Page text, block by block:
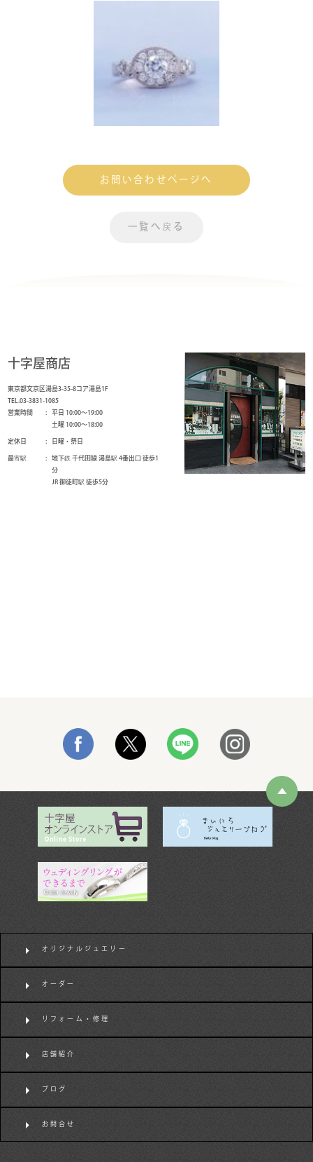
お問い合わせページへ
一覧へ戻る
十字屋商店
東京都文京区湯島3-35-8コア湯島1F
TEL.03-3831-1085
営業時間
平日 10:00～19:00
土曜 10:00～18:00
定休日
日曜・祭日
最寄駅
地下鉄 千代田線 湯島駅 4番出口 徒歩1
分
JR 御徒町駅 徒歩5分
オリジナルジュエリー
オーダー
リフォーム・修理
店舗紹介
ブログ
お問合せ